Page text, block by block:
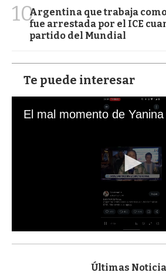
10Argentina que trabaja como
fue arrestada por el ICE
partido del Mundial
Te puede interesar
s
Últimas